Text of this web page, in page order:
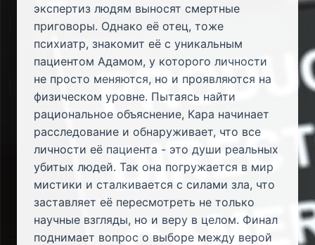
экспертиз людям выносят смертные
приговоры. Однако её отец, тоже
психиатр, знакомит её с уникальным
пациентом Адамом, у которого личности
не просто меняются, но и проявляются на
физическом уровне. Пытаясь найти
рациональное объяснение, Кара начинает
расследование и обнаруживает, что все
личности её пациента - это души реальных
убитых людей. Так она погружается в мир
мистики и сталкивается с силами зла, что
заставляет её пересмотреть не только
научные взгляды, но и веру в целом. Финал
поднимает вопрос о выборе между верой